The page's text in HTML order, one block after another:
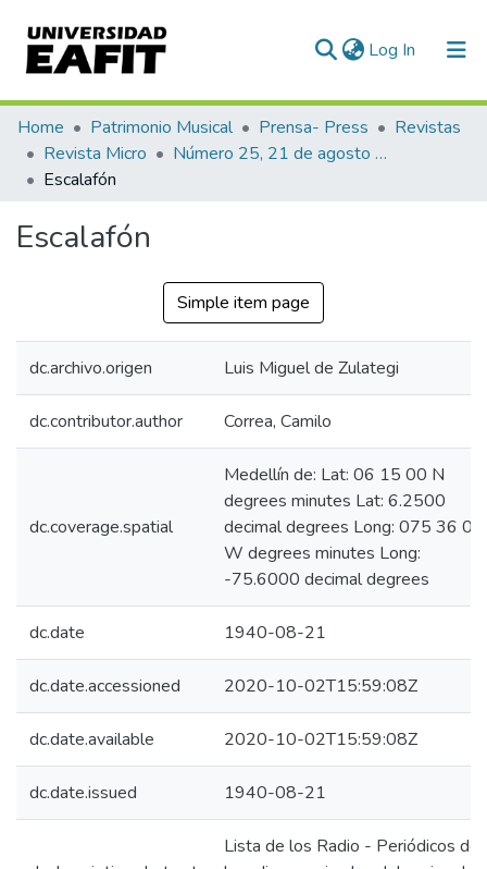
Log In (current)
Communities & Collections
All of DSpace
Home Patrimonio Musical Prensa- Press
Revistas
Revista Micro
Número 25, 21 de agosto de 1940
Escalafón
Escalafón
Simple item page
dc.archivo.origen Luis Miguel de Zulategi
dc.contributor.author Correa, Camilo
dc.coverage.spatial
Medellín de: Lat: 06 15 00 N
degrees minutes Lat: 6.2500
decimal degrees Long: 075 36 00
W degrees minutes Long:
-75.6000 decimal degrees
dc.date 1940-08-21
dc.date.accessioned 2020-10-02T15:59:08Z
dc.date.available 2020-10-02T15:59:08Z
dc.date.issued 1940-08-21
Lista de los Radio - Periódicos de